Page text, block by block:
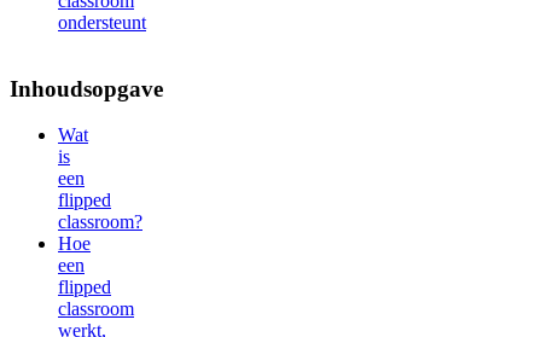
ondersteunt
Inhoudsopgave
Wat
is
een
flipped
classroom?
Hoe
een
flipped
classroom
werkt,